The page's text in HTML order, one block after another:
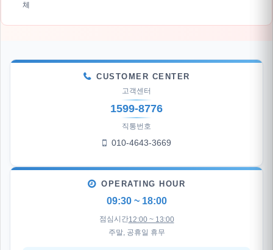
체
CUSTOMER CENTER
고객센터
1599-8776
직통번호
010-4643-3669
OPERATING HOUR
09:30 ~ 18:00
점심시간12:00 ~ 13:00
주말, 공휴일 휴무